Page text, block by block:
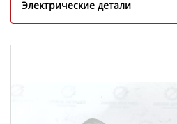
Электрические детали